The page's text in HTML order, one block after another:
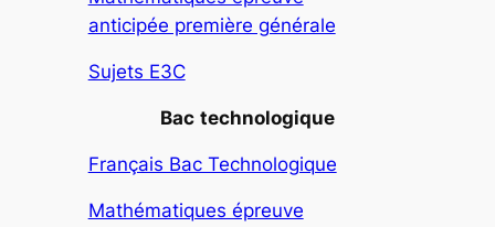
anticipée première générale
Sujets E3C
Bac technologique
Français Bac Technologique
Mathématiques épreuve